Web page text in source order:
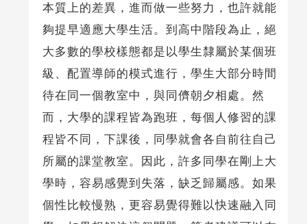
本質上的差異，進而做一些努力，也許就能
夠提早適應大學生活。到高中階段為止，絕
大多數的學校樣態都是以學生隸屬於某個班
級、配置導師的模式進行，學生大部分時間
待在同一個教室中，與同儕朝夕相處。然
而，大學的課程皆為跑班，每個人修習的課
程皆不同，下課後，同學就會各自前往自己
所屬的課堂教室。因此，許多同學在剛上大
學時，容易感覺到失落，缺乏歸屬感。如果
個性比較慢熟，更容易覺得難以快速融入同